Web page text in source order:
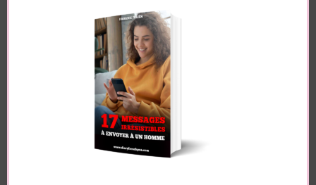
Navigation
Article précédent
3 signes que ça ne va